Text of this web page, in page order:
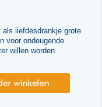
liefdesdrankje grote
voor ondeugende
willen worden.